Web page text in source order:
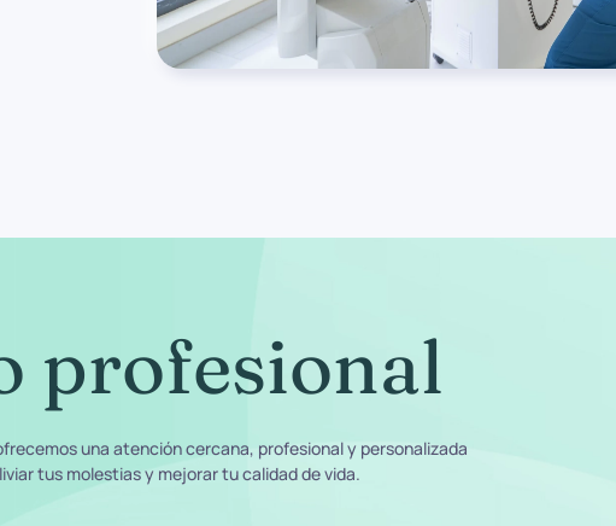
profesional
una atención cercana, profesional y personalizada
tus molestias y mejorar tu calidad de vida.